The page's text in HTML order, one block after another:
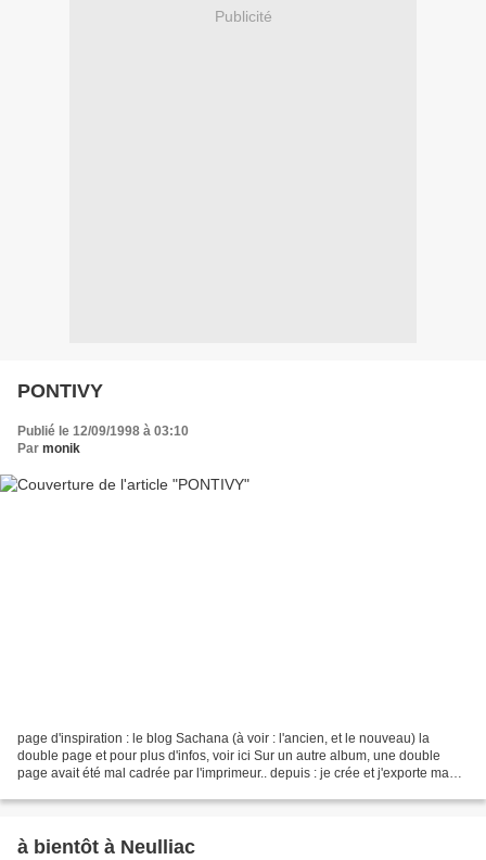
Publicité
PONTIVY
Publié le 12/09/1998 à 03:10
Par monik
page d'inspiration : le blog Sachana (à voir : l'ancien, et le nouveau) la
double page et pour plus d'infos, voir ici Sur un autre album, une double
page avait été mal cadrée par l'imprimeur.. depuis : je crée et j'exporte ma
à bientôt à Neulliac